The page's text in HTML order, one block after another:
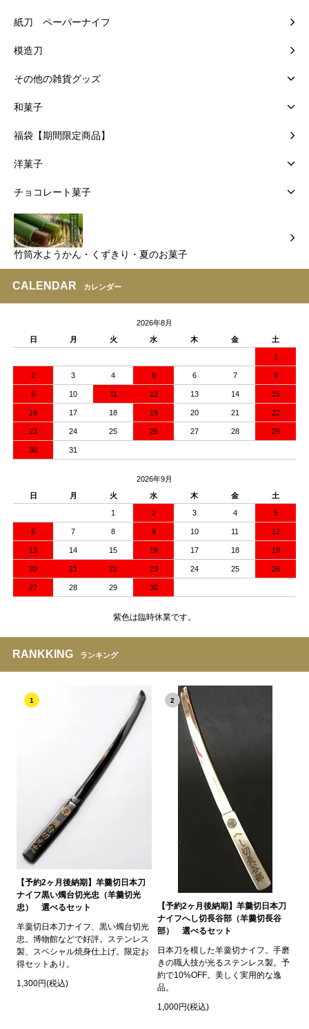
紙刀 ペーパーナイフ
模造刀
その他の雑貨グッズ
和菓子
福袋【期間限定商品】
洋菓子
チョコレート菓子
竹筒水ようかん・くずきり・夏のお菓子
CALENDAR カレンダー
2026年8月
日
月 火 水 木 金 土
1
2 3 4 5 6 7 8
9 10 11 12 13 14 15
16 17 18 19 20 21 22
23 24 25 26 27 28 29
30 31
2026年9月
日
月 火 水 木 金 土
1 2 3 4 5
6 7 8 9 10 11 12
13 14 15 16 17 18 19
20 21 22 23 24 25 26
27 28 29 30
紫色は臨時休業です。
RANKKING ランキング
1
【予約2ヶ月後納期】羊羹切日本刀
ナイフ黒い燭台切光忠（羊羹切光
忠） 選べるセット
羊羹切日本刀ナイフ、黒い燭台切光
忠。博物館などで好評。ステンレス
製、スペシャル焼身仕上げ。限定お
得セットあり。
1,300円(税込)
2
【予約2ヶ月後納期】羊羹切日本刀
ナイフへし切長谷部（羊羹切長谷
部） 選べるセット
日本刀を模した羊羹切ナイフ。手磨
きの職人技が光るステンレス製。予
約で10%OFF。美しく実用的な逸
品。
1,000円(税込)